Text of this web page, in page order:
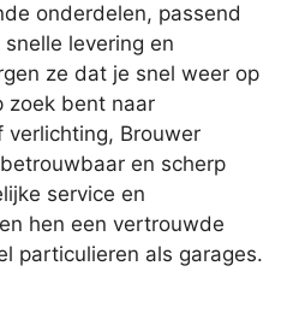
onderdelen, passend
levering en
ze dat je snel weer op
zoek bent naar
verlichting, Brouwer
en scherp
service en
hen een vertrouwde
particulieren als garages.